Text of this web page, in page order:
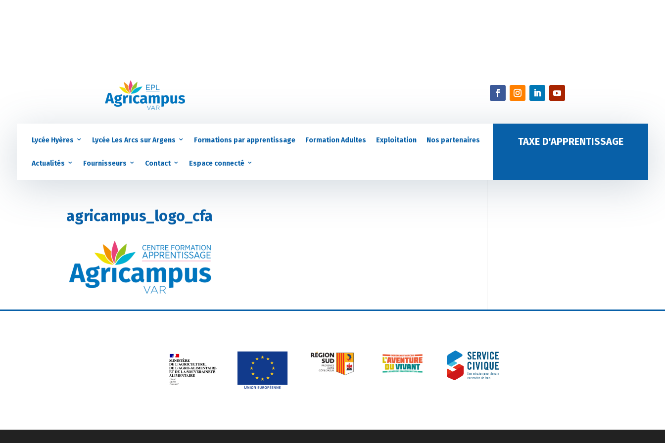
Lycée Hyères Lycée Les Arcs sur Argens Formations par apprentissage Formation Adultes Exploitation Nos partenaires
Actualités Fournisseurs Contact Espace connecté
TAXE D'APPRENTISSAGE
agricampus_logo_cfa